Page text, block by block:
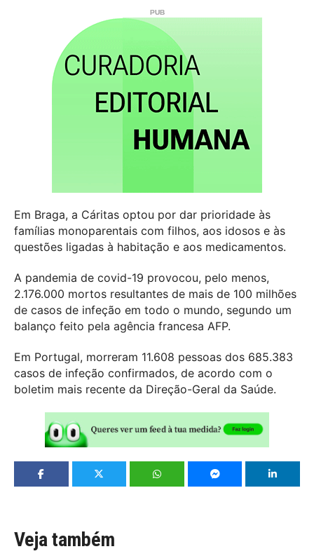
Em Braga, a Cáritas optou por dar prioridade às
famílias monoparentais com filhos, aos idosos e às
questões ligadas à habitação e aos medicamentos.
A pandemia de covid-19 provocou, pelo menos,
2.176.000 mortos resultantes de mais de 100 milhões
de casos de infeção em todo o mundo, segundo um
balanço feito pela agência francesa AFP.
Em Portugal, morreram 11.608 pessoas dos 685.383
casos de infeção confirmados, de acordo com o
boletim mais recente da Direção-Geral da Saúde.
Veja também